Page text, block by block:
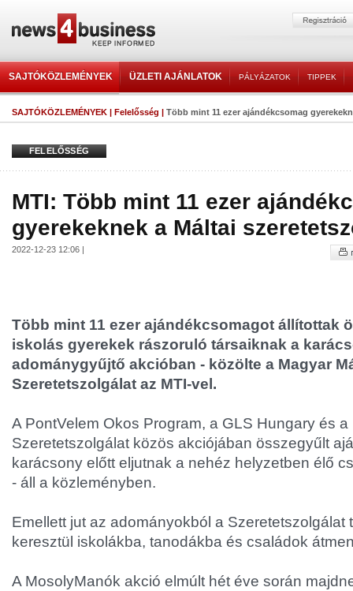
SAJTÓKÖZLEMÉNYEK ÜZLETI AJÁNLATOK PÁLYÁZATOK TIPPEK
SAJTÓKÖZLEMÉNYEK | Felelősség | Több mint 11 ezer ajándékcsomag
FELELŐSSÉG
MTI: Több mint 11 ezer
gyerekeknek a Máltai
2022-12-23 12:06 |
Több mint 11 ezer ajándékcsomagot állítottak
iskolás gyerekek rászoruló társaiknak a
adománygyűjtő akcióban - közölte a Magyar
Szeretetszolgálat az MTI-vel.
A PontVelem Okos Program, a GLS Hungary és
Szeretetszolgálat közös akciójában összegyűlt
karácsony előtt eljutnak a nehéz helyzetben élő
- áll a közleményben.
Emellett jut az adományokból a Szeretetszolgálat
keresztül iskolákba, tanodákba és családok
A MosolyManók akció elmúlt hét éve során